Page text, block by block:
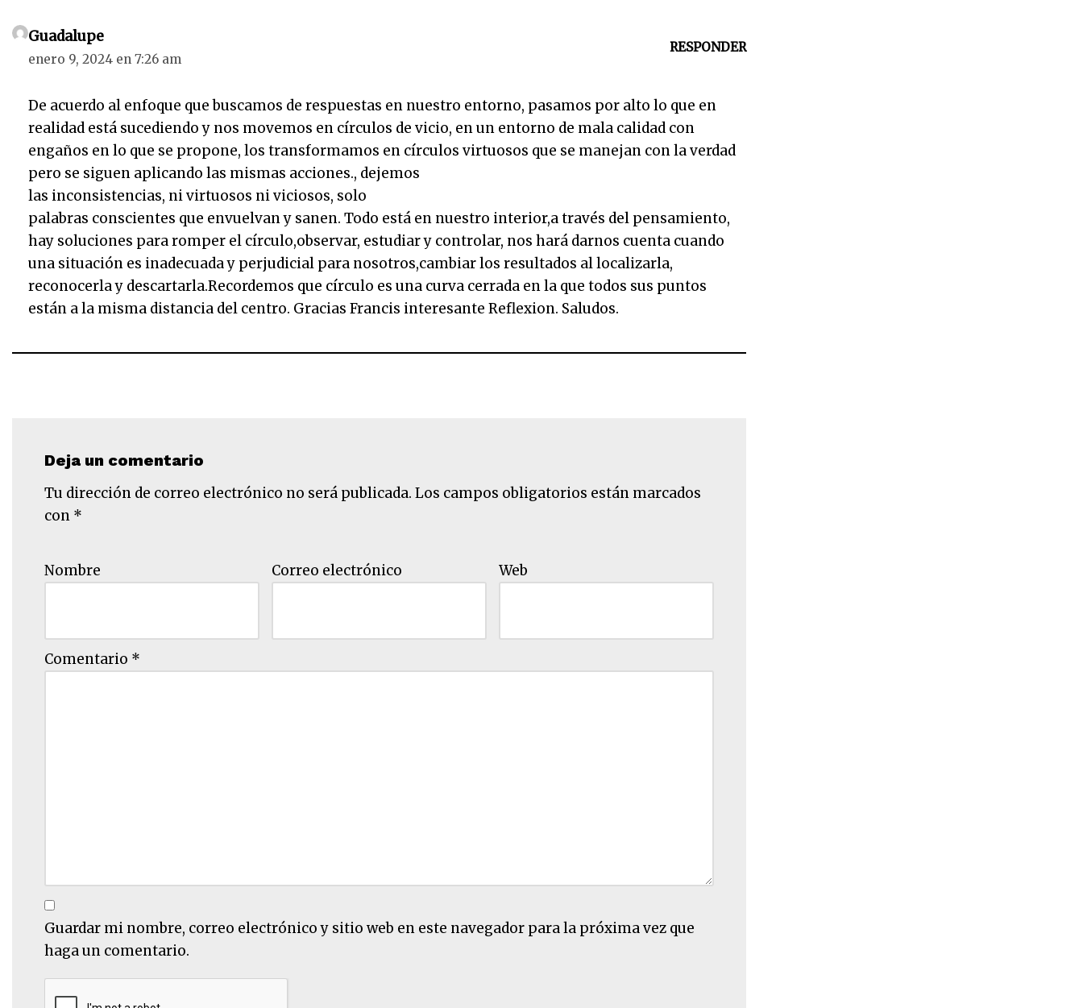
Guadalupe
enero 9, 2024 en 7:26 am
RESPONDER
De acuerdo al enfoque que buscamos de respuestas en nuestro entorno, pasamos por alto lo que en
realidad está sucediendo y nos movemos en círculos de vicio, en un entorno de mala calidad con
engaños en lo que se propone, los transformamos en círculos virtuosos que se manejan con la verdad
pero se siguen aplicando las mismas acciones., dejemos
las inconsistencias, ni virtuosos ni viciosos, solo
palabras conscientes que envuelvan y sanen. Todo está en nuestro interior,a través del pensamiento,
hay soluciones para romper el círculo,observar, estudiar y controlar, nos hará darnos cuenta cuando
una situación es inadecuada y perjudicial para nosotros,cambiar los resultados al localizarla,
reconocerla y descartarla.Recordemos que círculo es una curva cerrada en la que todos sus puntos
están a la misma distancia del centro. Gracias Francis interesante Reflexion. Saludos.
Deja un comentario
Tu dirección de correo electrónico no será publicada. Los campos obligatorios están marcados
con *
Nombre Correo electrónico Web
Comentario *
Guardar mi nombre, correo electrónico y sitio web en este navegador para la próxima vez que
haga un comentario.